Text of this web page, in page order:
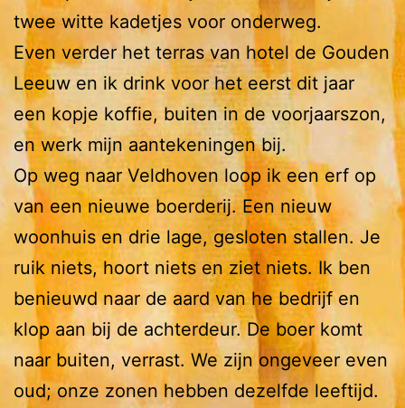
twee witte kadetjes voor onderweg.
Even verder het terras van hotel de Gouden
Leeuw en ik drink voor het eerst dit jaar
een kopje koffie, buiten in de voorjaarszon,
en werk mijn aantekeningen bij.
Op weg naar Veldhoven loop ik een erf op
van een nieuwe boerderij. Een nieuw
woonhuis en drie lage, gesloten stallen. Je
ruik niets, hoort niets en ziet niets. Ik ben
benieuwd naar de aard van he bedrijf en
klop aan bij de achterdeur. De boer komt
naar buiten, verrast. We zijn ongeveer even
oud; onze zonen hebben dezelfde leeftijd.